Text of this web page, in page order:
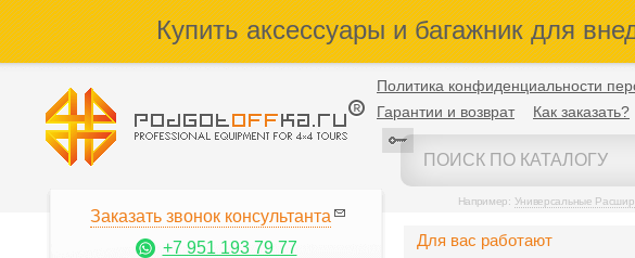
Купить аксессуары и багажник для
Политика конфиденциальности
Гарантии и возврат
Как заказать?
Например: Универсальные
Заказать звонок консультанта
+7 951 193 79 77
Для вас работают